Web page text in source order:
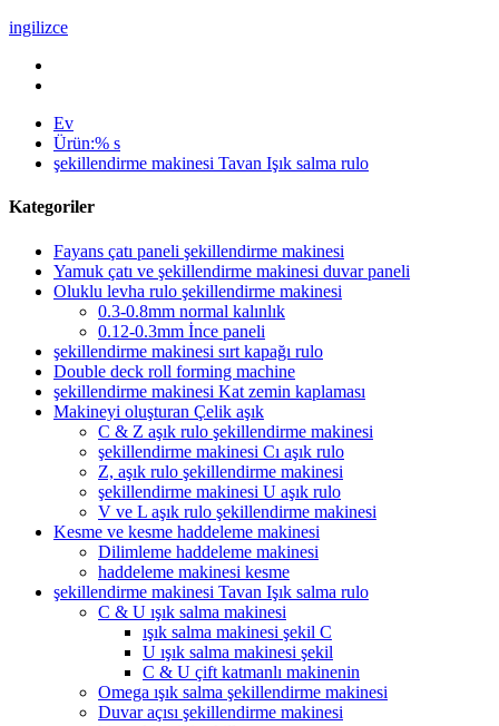
ingilizce
Ev
Ürün:% s
şekillendirme makinesi Tavan Işık salma rulo
Kategoriler
Fayans çatı paneli şekillendirme makinesi
Yamuk çatı ve şekillendirme makinesi duvar paneli
Oluklu levha rulo şekillendirme makinesi
0.3-0.8mm normal kalınlık
0.12-0.3mm İnce paneli
şekillendirme makinesi sırt kapağı rulo
Double deck roll forming machine
şekillendirme makinesi Kat zemin kaplaması
Makineyi oluşturan Çelik aşık
C & Z aşık rulo şekillendirme makinesi
şekillendirme makinesi Cı aşık rulo
Z, aşık rulo şekillendirme makinesi
şekillendirme makinesi U aşık rulo
V ve L aşık rulo şekillendirme makinesi
Kesme ve kesme haddeleme makinesi
Dilimleme haddeleme makinesi
haddeleme makinesi kesme
şekillendirme makinesi Tavan Işık salma rulo
C & U ışık salma makinesi
ışık salma makinesi şekil C
U ışık salma makinesi şekil
C & U çift katmanlı makinenin
Omega ışık salma şekillendirme makinesi
Duvar açısı şekillendirme makinesi